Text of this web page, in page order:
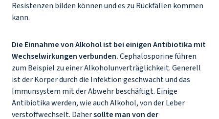
Resistenzen bilden können und es zu Rückfällen kommen
kann.
Die Einnahme von Alkohol ist bei einigen Antibiotika mit
Wechselwirkungen verbunden.Cephalosporine führen
zum Beispiel zu einer Alkoholunverträglichkeit. Generell
ist der Körper durch die Infektion geschwächt und das
Immunsystem mit der Abwehr beschäftigt. Einige
Antibiotika werden, wie auch Alkohol, von der Leber
verstoffwechselt. Dahersollte man von der